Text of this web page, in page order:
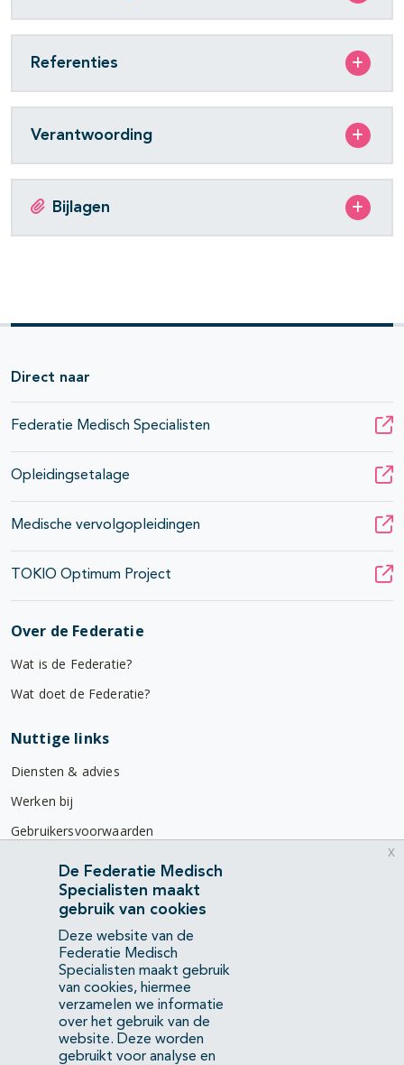
Referenties
Verantwoording
Bijlagen
Direct naar
Federatie Medisch Specialisten
Opleidingsetalage
Medische vervolgopleidingen
TOKIO Optimum Project
Over de Federatie
Wat is de Federatie?
Wat doet de Federatie?
Nuttige links
Diensten & advies
Werken bij
Gebruikersvoorwaarden
Privacyverklaring
Contact
Mercatorlaan 1200
3528 BL Utrecht
(088) 505 34 34
info@richtlijnendatabase.nl
De Federatie Medisch
Specialisten maakt
gebruik van cookies
Deze website van de
Federatie Medisch
Specialisten maakt gebruik
van cookies, hiermee
verzamelen we informatie
over het gebruik van de
website. Deze worden
gebruikt voor analyse en
x